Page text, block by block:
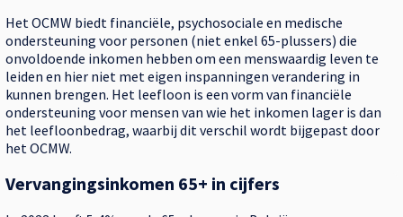
Het OCMW biedt financiële, psychosociale en medische
ondersteuning voor personen (niet enkel 65-plussers) die
onvoldoende inkomen hebben om een menswaardig leven te
leiden en hier niet met eigen inspanningen verandering in
kunnen brengen. Het leefloon is een vorm van financiële
ondersteuning voor mensen van wie het inkomen lager is dan
het leefloonbedrag, waarbij dit verschil wordt bijgepast door
het OCMW.
Vervangingsinkomen 65+ in cijfers